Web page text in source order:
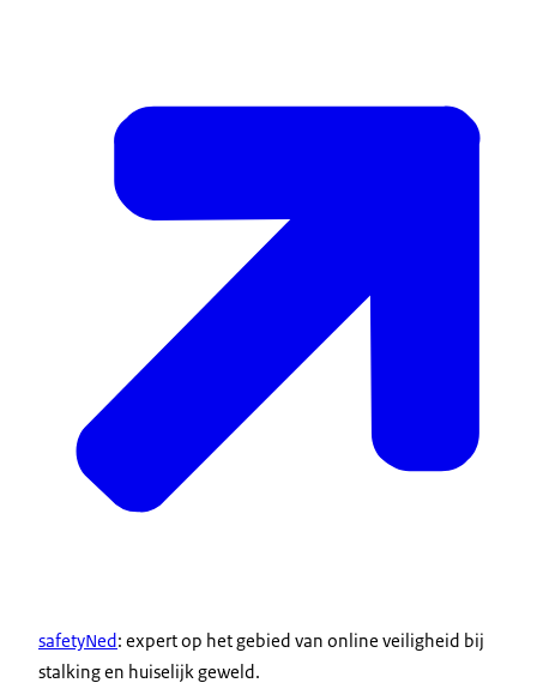
safetyNed: expert op het gebied van online veiligheid bij
stalking en huiselijk geweld.